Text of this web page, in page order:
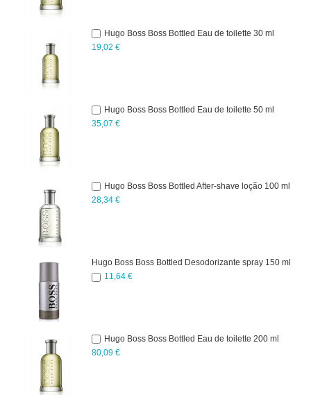
Hugo Boss Boss Bottled Eau de toilette 30 ml
19,02 €
Hugo Boss Boss Bottled Eau de toilette 50 ml
35,07 €
Hugo Boss Boss Bottled After-shave loção 100 ml
28,34 €
Hugo Boss Boss Bottled Desodorizante spray 150 ml
11,64 €
Hugo Boss Boss Bottled Eau de toilette 200 ml
80,09 €